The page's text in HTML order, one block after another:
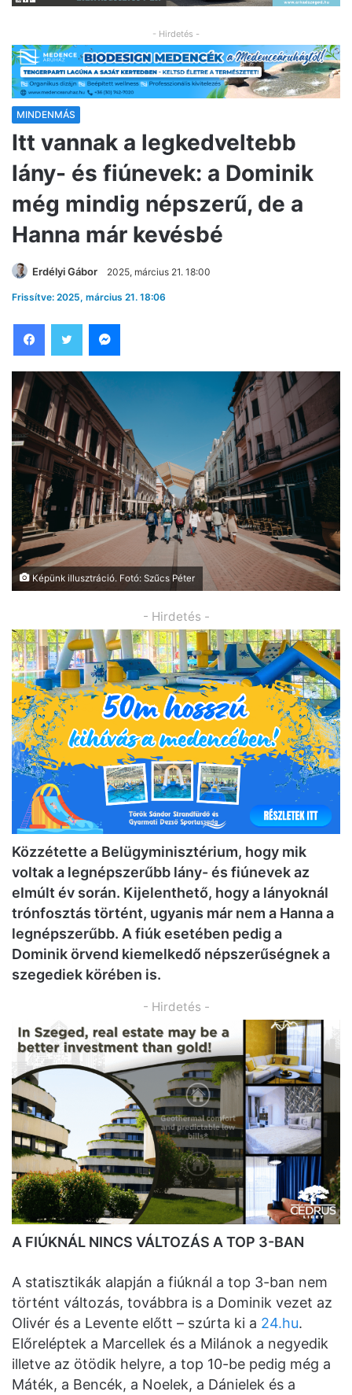
- Hirdetés -
MINDENMÁS
Itt vannak a legkedveltebb
lány- és fiúnevek: a Dominik
még mindig népszerű, de a
Hanna már kevésbé
Erdélyi Gábor 2025, március 21. 18:00
Frissítve: 2025, március 21. 18:06
Képünk illusztráció. Fotó: Szűcs Péter
- Hirdetés -
Közzétette a Belügyminisztérium, hogy mik
voltak a legnépszerűbb lány- és fiúnevek az
elmúlt év során. Kijelenthető, hogy a lányoknál
trónfosztás történt, ugyanis már nem a Hanna a
legnépszerűbb. A fiúk esetében pedig a
Dominik örvend kiemelkedő népszerűségnek a
szegediek körében is.
- Hirdetés -
A FIÚKNÁL NINCS VÁLTOZÁS A TOP 3-BAN
A statisztikák alapján a fiúknál a top 3-ban nem
történt változás, továbbra is a Dominik vezet az
Olivér és a Levente előtt – szúrta ki a 24.hu.
Előreléptek a Marcellek és a Milánok a negyedik
illetve az ötödik helyre, a top 10-be pedig még a
Máték, a Bencék, a Noelek, a Dánielek és a